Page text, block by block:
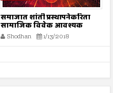
समाजात शांती प्रस्थापनेकरिता
सामाजिक विवेक आवश्यक
Shodhan 1/13/2018